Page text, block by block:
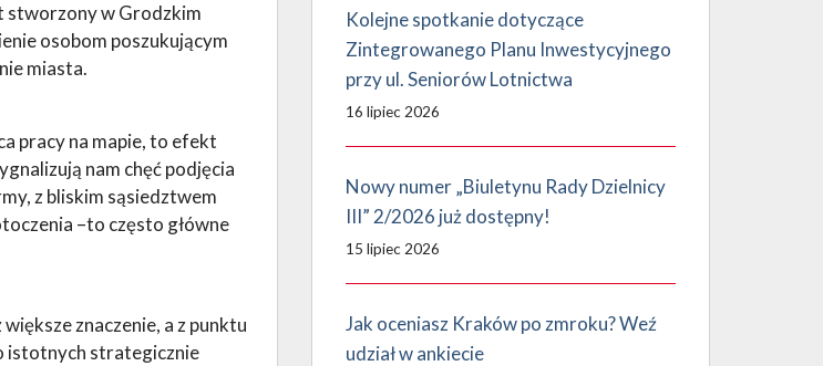
stworzony w Grodzkim
osobom poszukującym
miasta.
pracy na mapie, to efekt
nam chęć podjęcia
z bliskim sąsiedztwem
–to często główne
znaczenie, a z punktu
istotnych strategicznie
Kolejne spotkanie dotyczące
Zintegrowanego Planu Inwestycyjnego
przy ul. Seniorów Lotnictwa
16 lipiec 2026
Nowy numer „Biuletynu Rady Dzielnicy
III” 2/2026 już dostępny!
15 lipiec 2026
Jak oceniasz Kraków po zmroku? Weź
udział w ankiecie